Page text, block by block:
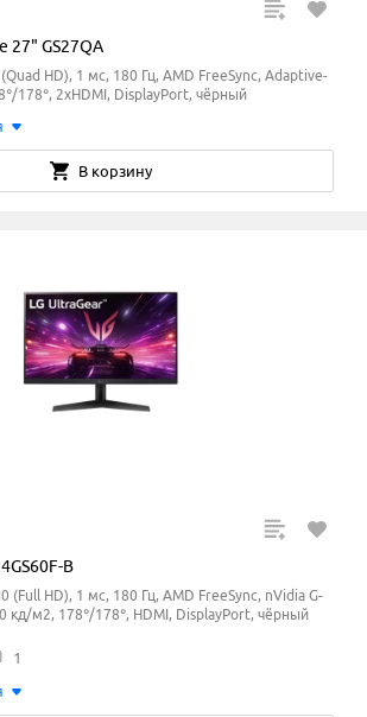
27" GS27QA
HD), 1 мс, 180 Гц, AMD FreeSync, Adaptive-
178°, 2xHDMI, DisplayPort, чёрный
В корзину
B
(Full HD), 1 мс, 180 Гц, AMD FreeSync, nVidia G-
кд/м2, 178°/178°, HDMI, DisplayPort, чёрный
1